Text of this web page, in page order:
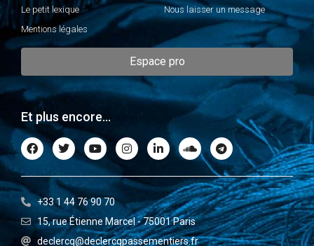
Le petit lexique
Mentions légales
Nous laisser un message
Espace pro
Et plus encore...
+33 1 44 76 90 70
15, rue Étienne Marcel - 75001 Paris
declercq@declercqpassementiers.fr